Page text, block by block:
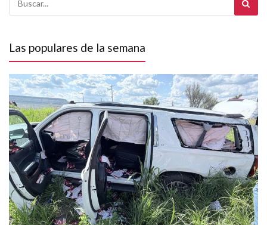
Las populares de la semana